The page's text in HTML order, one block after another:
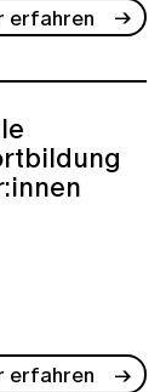
erfahren
erfahren